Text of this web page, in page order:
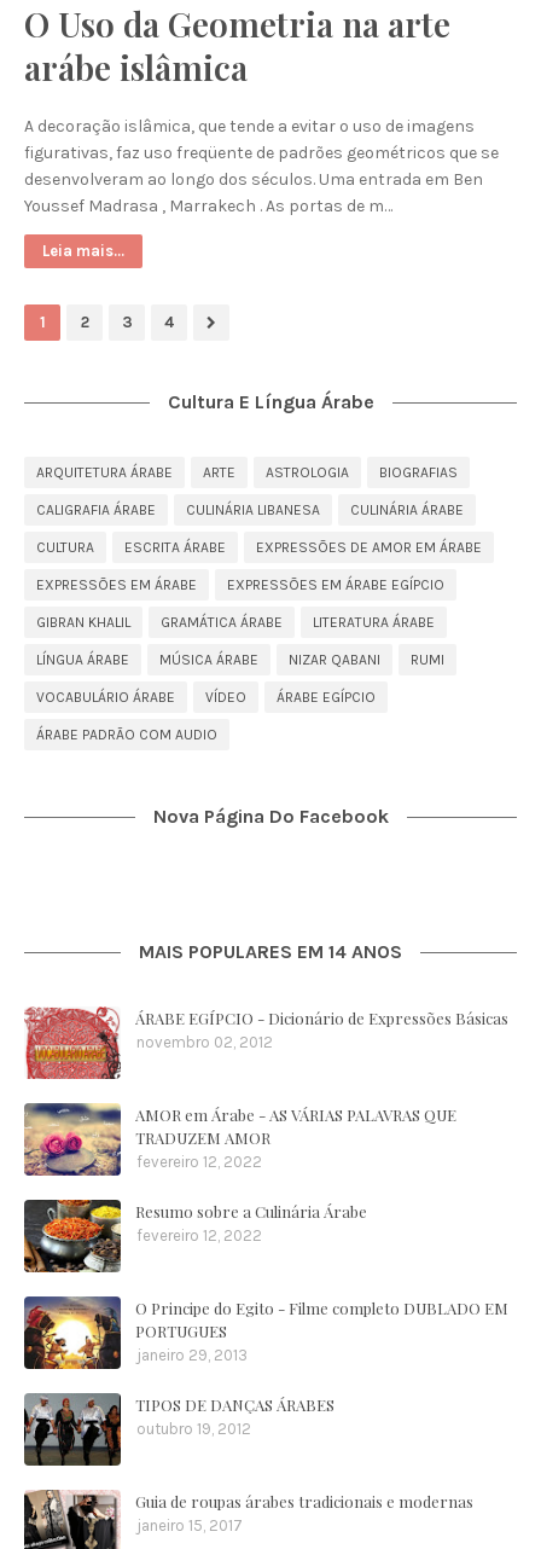
O Uso da Geometria na arte
arábe islâmica
A decoração islâmica, que tende a evitar o uso de imagens
figurativas, faz uso freqüente de padrões geométricos que se
desenvolveram ao longo dos séculos. Uma entrada em Ben
Youssef Madrasa , Marrakech . As portas de m…
Leia mais...
1 2 3 4
Cultura E Língua Árabe
ARQUITETURA ÁRABE ARTE ASTROLOGIA BIOGRAFIAS
CALIGRAFIA ÁRABE CULINÁRIA LIBANESA CULINÁRIA ÁRABE
CULTURA ESCRITA ÁRABE EXPRESSÕES DE AMOR EM ÁRABE
EXPRESSÕES EM ÁRABE EXPRESSÕES EM ÁRABE EGÍPCIO
GIBRAN KHALIL GRAMÁTICA ÁRABE LITERATURA ÁRABE
LÍNGUA ÁRABE MÚSICA ÁRABE NIZAR QABANI RUMI
VOCABULÁRIO ÁRABE VÍDEO ÁRABE EGÍPCIO
ÁRABE PADRÃO COM AUDIO
Nova Página Do Facebook
MAIS POPULARES EM 14 ANOS
ÁRABE EGÍPCIO - Dicionário de Expressões Básicas
novembro 02, 2012
AMOR em Árabe - AS VÁRIAS PALAVRAS QUE
TRADUZEM AMOR
fevereiro 12, 2022
Resumo sobre a Culinária Árabe
fevereiro 12, 2022
O Principe do Egito - Filme completo DUBLADO EM
PORTUGUES
janeiro 29, 2013
TIPOS DE DANÇAS ÁRABES
outubro 19, 2012
Guia de roupas árabes tradicionais e modernas
janeiro 15, 2017